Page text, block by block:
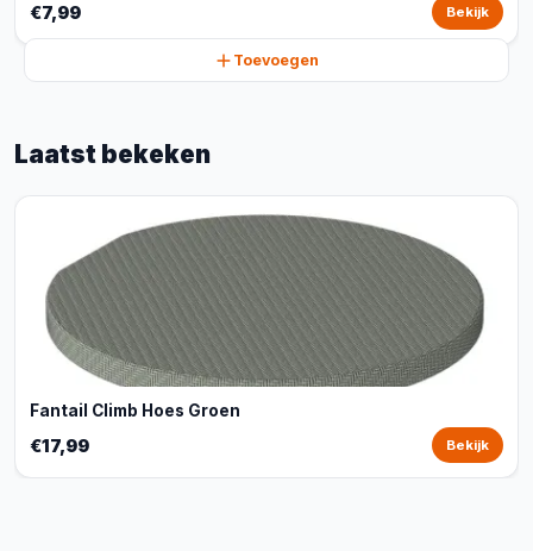
€7,99 Bekijk
Toevoegen
Laatst bekeken
Fantail Climb Hoes Groen
€17,99 Bekijk